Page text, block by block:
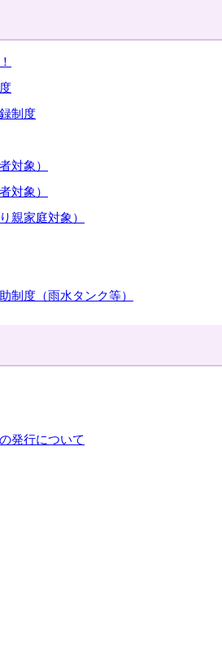
制度
対象）
対象）
親家庭対象）
制度（雨水タンク等）
発行について